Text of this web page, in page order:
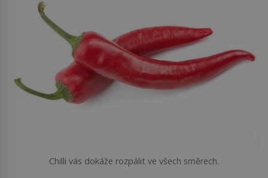
Chilli vás dokáže rozpálit ve všech směrech.